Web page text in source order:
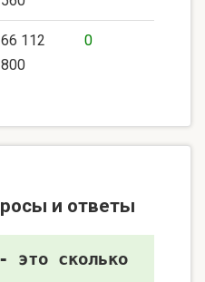
66 112
800
0
и ответы
это сколько